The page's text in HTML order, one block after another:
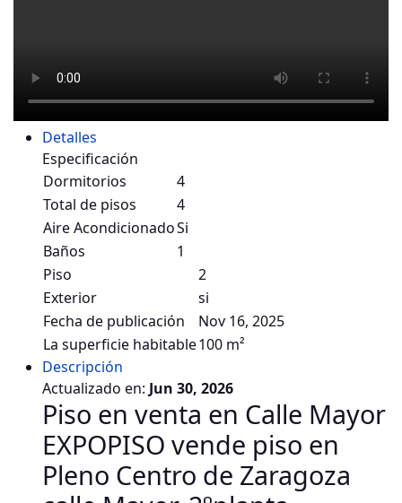
Detalles
Especificación
Dormitorios
4
Total de pisos
4
Aire AcondicionadoSi
Baños
1
Piso
2
Exterior
si
Fecha de publicación
Nov 16, 2025
La superficie habitable100 m²
Descripción
Actualizado en: Jun 30, 2026
Piso en venta en Calle Mayor
EXPOPISO vende piso en
Pleno Centro de Zaragoza